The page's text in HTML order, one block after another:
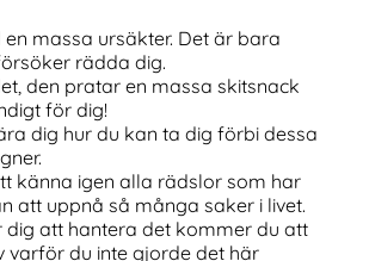
massa ursäkter. Det är bara
rädda dig.
den pratar en massa skitsnack
för dig!
dig hur du kan ta dig förbi dessa
känna igen alla rädslor som har
att uppnå så många saker i livet.
dig att hantera det kommer du att
varför du inte gjorde det här